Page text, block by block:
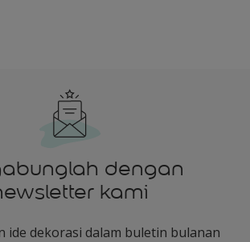
dengan
kami
ide dekorasi dalam buletin bulanan